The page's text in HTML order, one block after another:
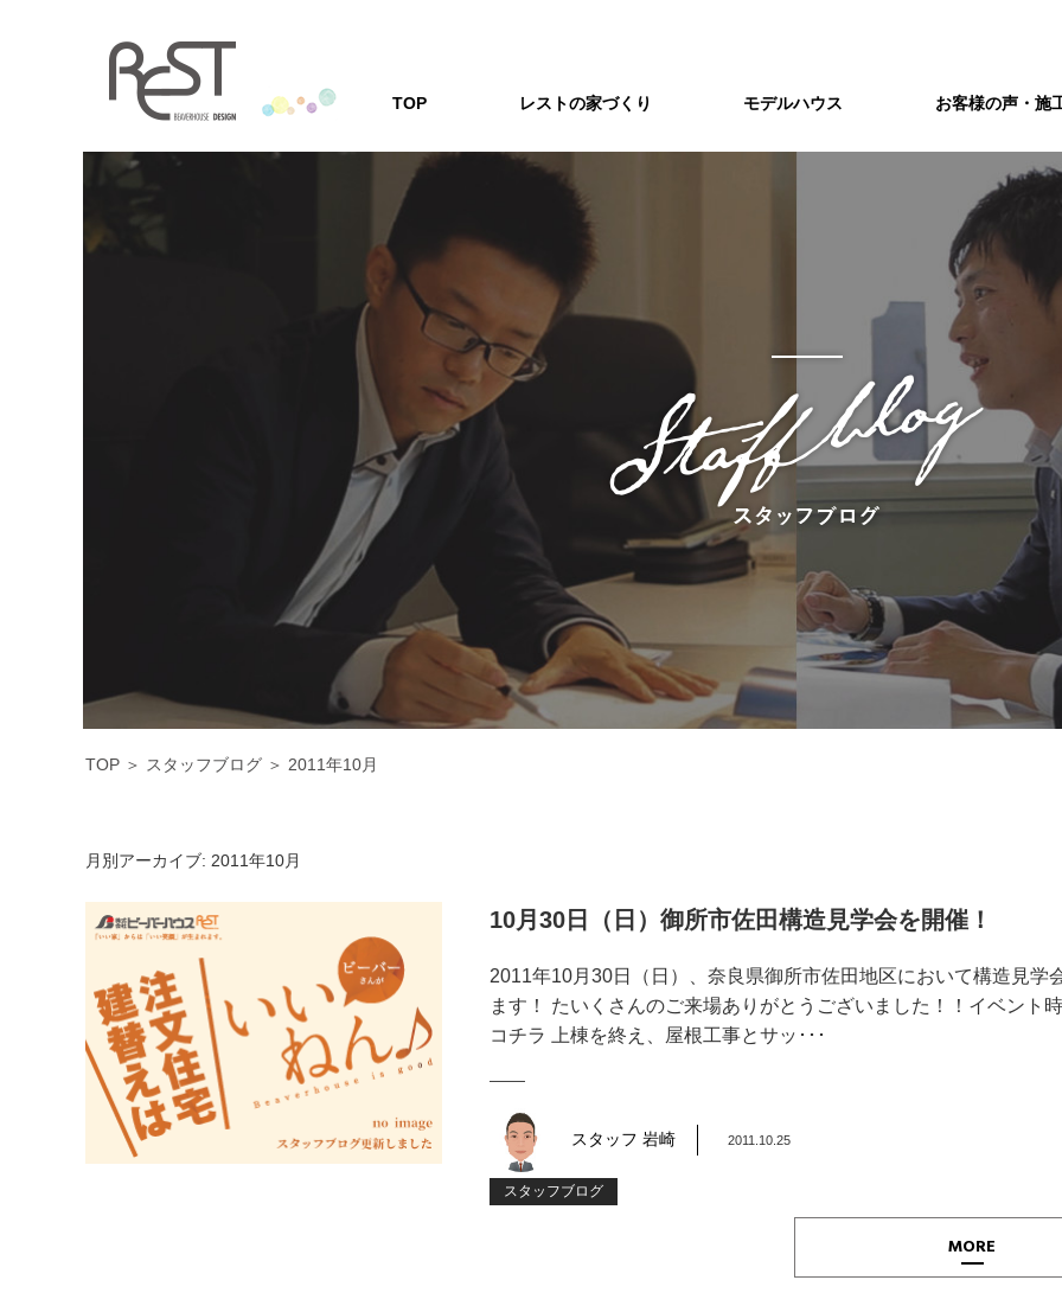
TOP レストの家づくり
レストの家づくり
「安心の耐震・制振構造」を標準装備。
アフターメンテナンス
独自のアフターサービスで、
世代を超えたお付き合いをお約束。
家づくりQ&A
家を建てる方の疑問・ご質問などを
Q&A形式にしてまとめました
注文住宅を建てよう
まずは土地から
敷地環境調査
間取り打ち合わせ
家づくりの流
モデルハウス お客様の声・施
ショールーム
藤井寺ショールームのご案内
八尾ショールームのご案内
東三国ショールーム
TOP ＞ スタッフブログ ＞ 2011年10月
月別アーカイブ: 2011年10月
10月30日（日）御所市佐田構造見学会を開催！
2011年10月30日（日）、奈良県御所市佐田地区において構造見学
ます！ たいくさんのご来場ありがとうございました！！イベント
コチラ 上棟を終え、屋根工事とサッ･･･
スタッフ 岩崎 2011.10.25
スタッフブログ
MORE